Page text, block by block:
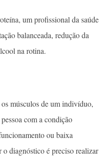
um profissional da saúde
balanceada, redução da
na rotina.
os músculos de um indivíduo,
com a condição
ou baixa
diagnóstico é preciso realizar